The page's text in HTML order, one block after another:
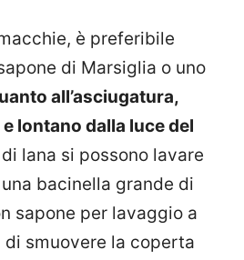
è preferibile
di Marsiglia o uno
all’asciugatura,
e lontano dalla luce del
lana si possono lavare
bacinella grande di
sapone per lavaggio a
di smuovere la coperta